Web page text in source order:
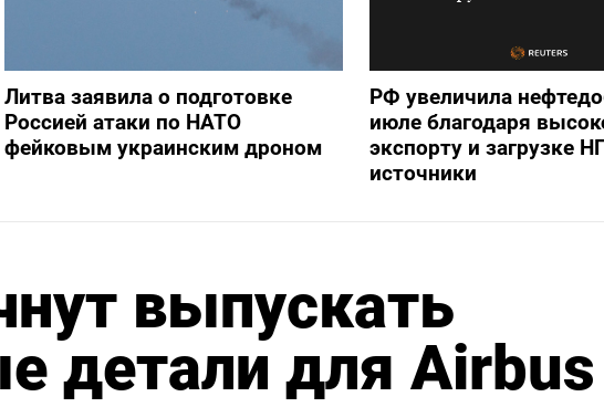
Литва заявила о подготовке
Россией атаки по НАТО
фейковым украинским дроном
РФ увеличила
июле благодаря
экспорту и загрузке
источники
выпускать
детали для